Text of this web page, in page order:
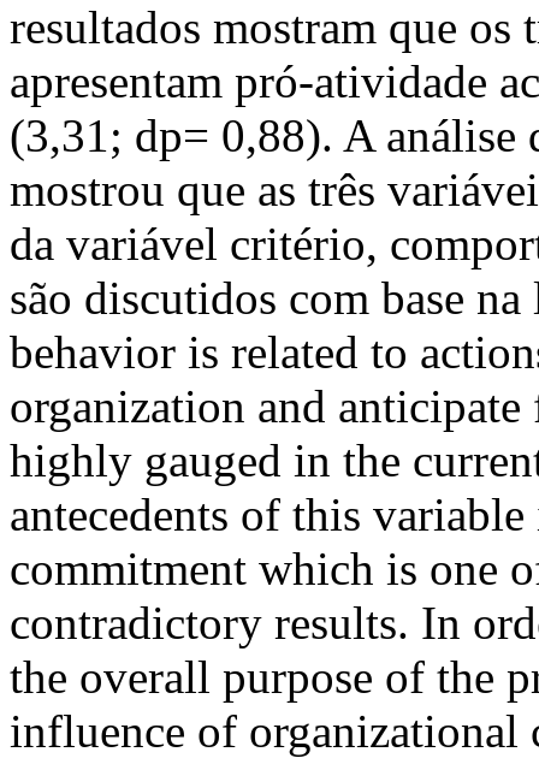
resultados mostram que os
apresentam pró-atividade
(3,31; dp= 0,88). A análise
mostrou que as três
da variável critério,
são discutidos com base
behavior is related to
organization and
highly gauged in the
antecedents of this
commitment which is one
contradictory results. In
the overall purpose of the
influence of organizational